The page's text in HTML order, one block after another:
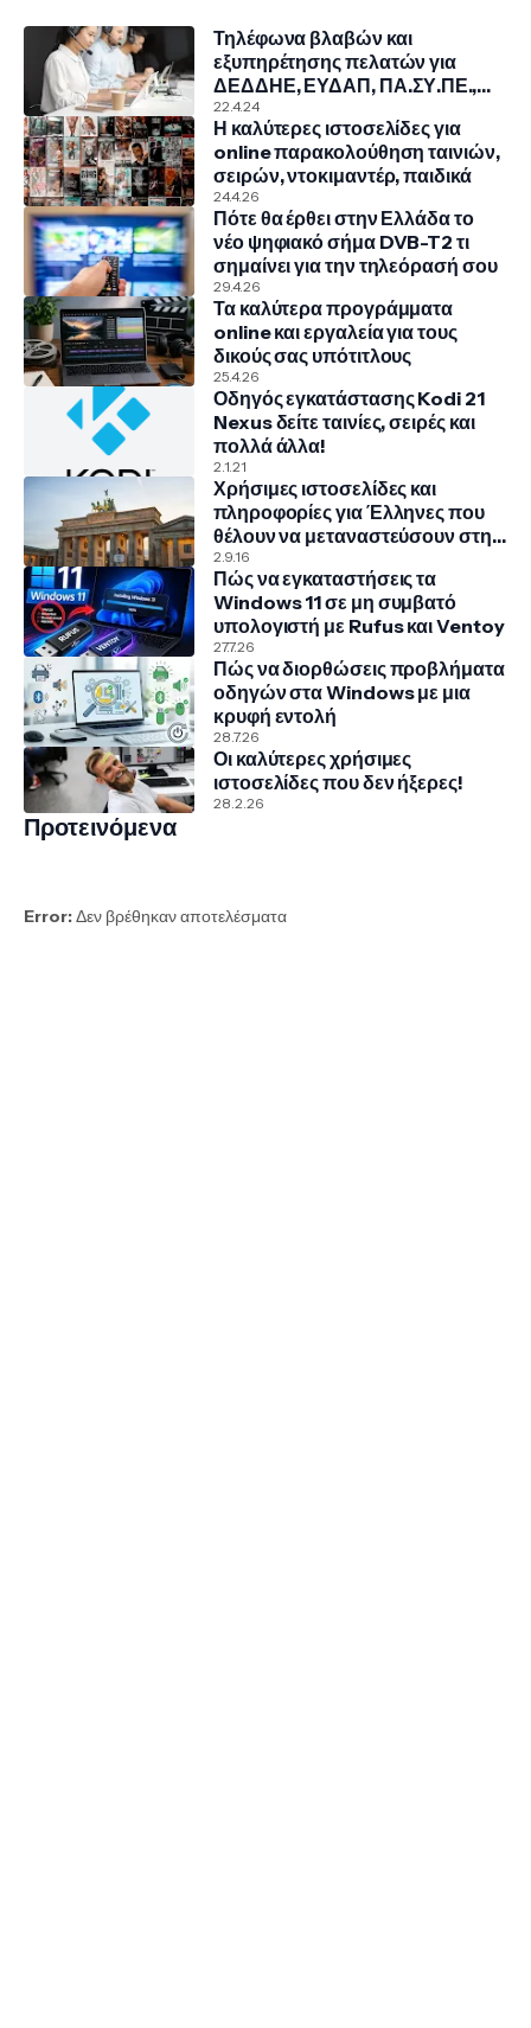
Τηλέφωνα βλαβών και
εξυπηρέτησης πελατών για
ΔΕΔΔΗΕ, ΕΥΔΑΠ, ΠΑ.ΣΥ.ΠΕ.,
COSMOTE, NOVA, VODAFONE
22.4.24
Η καλύτερες ιστοσελίδες για
online παρακολούθηση ταινιών,
σειρών, ντοκιμαντέρ, παιδικά
24.4.26
Πότε θα έρθει στην Ελλάδα το
νέο ψηφιακό σήμα DVB-T2 τι
σημαίνει για την τηλεόρασή σου
29.4.26
Τα καλύτερα προγράμματα
online και εργαλεία για τους
δικούς σας υπότιτλους
25.4.26
Οδηγός εγκατάστασης Kodi 21
Nexus δείτε ταινίες, σειρές και
πολλά άλλα!
2.1.21
Χρήσιμες ιστοσελίδες και
πληροφορίες για Έλληνες που
θέλουν να μεταναστεύσουν στην
Γερμανία
2.9.16
Πώς να εγκαταστήσεις τα
Windows 11 σε μη συμβατό
υπολογιστή με Rufus και Ventoy
27.7.26
Πώς να διορθώσεις προβλήματα
οδηγών στα Windows με μια
κρυφή εντολή
28.7.26
Οι καλύτερες χρήσιμες
ιστοσελίδες που δεν ήξερες!
28.2.26
Προτεινόμενα
Error:Δεν βρέθηκαν αποτελέσματα